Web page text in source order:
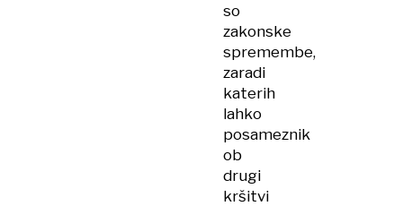
so
zakonske
spremembe,
zaradi
katerih
lahko
posameznik
ob
drugi
kršitvi